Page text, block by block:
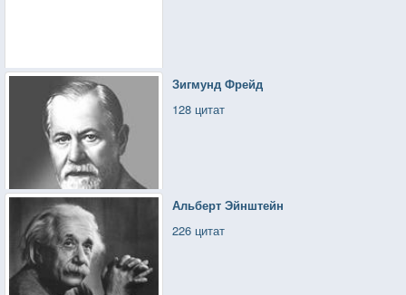
Зигмунд Фрейд
128 цитат
Альберт Эйнштейн
226 цитат